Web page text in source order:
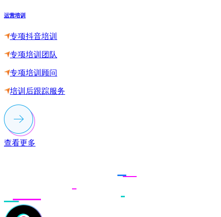
运营培训
专项抖音培训
专项培训团队
专项培训顾问
培训后跟踪服务
查看更多